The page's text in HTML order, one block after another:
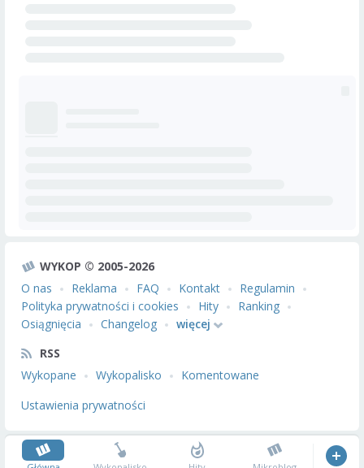
WYKOP © 2005-2026
O nas
Reklama FAQ Kontakt
Regulamin
Polityka prywatności i cookies
Hity
Ranking
Osiągnięcia
Changelog
więcej
RSS
Wykopane
Wykopalisko
Komentowane
Ustawienia prywatności